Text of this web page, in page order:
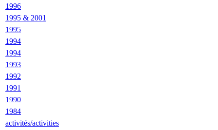
1996
1995 & 2001
1995
1994
1994
1993
1992
1991
1990
1984
activités/activities